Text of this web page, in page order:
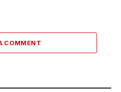
COMMENT